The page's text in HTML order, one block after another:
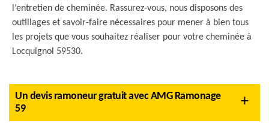
l’entretien de cheminée. Rassurez-vous, nous disposons des
outillages et savoir-faire nécessaires pour mener à bien tous
les projets que vous souhaitez réaliser pour votre cheminée à
Locquignol 59530.
Un devis ramoneur gratuit avec AMG Ramonage
59